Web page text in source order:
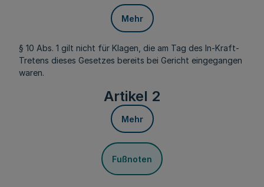
Mehr
§ 10 Abs. 1 gilt nicht für Klagen, die am Tag des In-Kraft-
Tretens dieses Gesetzes bereits bei Gericht eingegangen
waren.
Artikel 2
Mehr
Fußnoten